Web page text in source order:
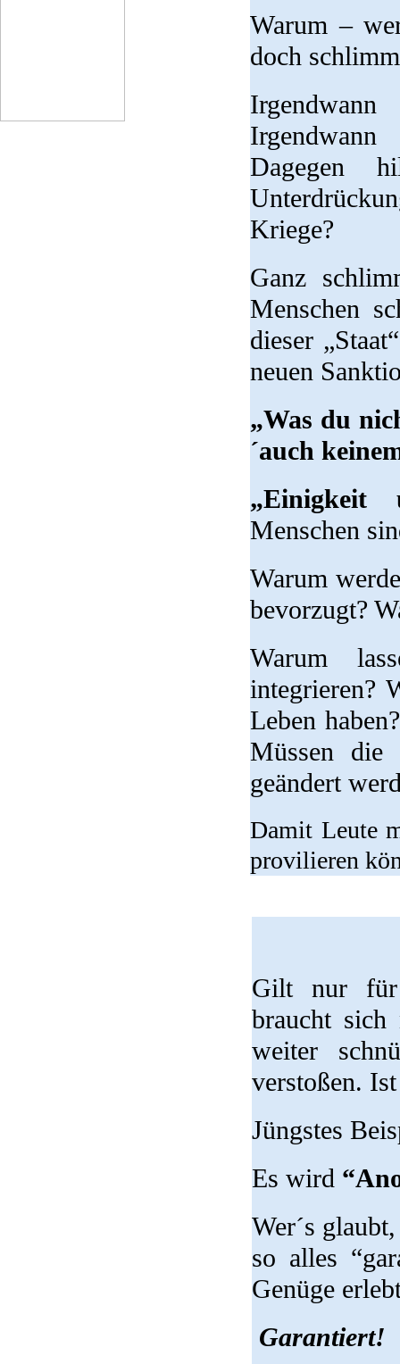
Warum –
doch
Dagegen
Kriege?
Ganz
Menschen
dieser
neuen
„Was du
´auch
„Einigkeit
Menschen
Warum
bevorzugt?
Warum
integrieren?
Leben
Müssen die
geändert
Damit Leute
provilieren
Gilt nur für
braucht sich
weiter
verstoßen.
Jüngstes
Es wird
Wer´s
so alles
Genüge
Garantiert!